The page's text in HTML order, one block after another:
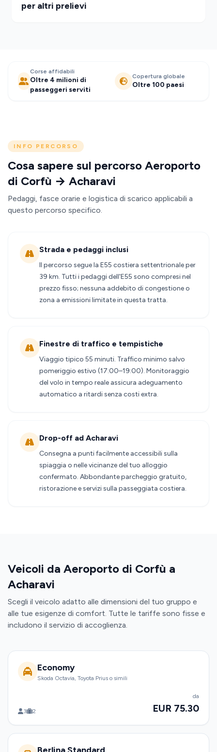
per altri prelievi
Corse affidabili
Oltre 4 milioni di
passeggeri serviti
Copertura globale
Oltre 100 paesi
INFO PERCORSO
Cosa sapere sul percorso Aeroporto
di Corfù → Acharavi
Pedaggi, fasce orarie e logistica di scarico applicabili a
questo percorso specifico.
Strada e pedaggi inclusi
Il percorso segue la E55 costiera settentrionale per
39 km. Tutti i pedaggi dell'E55 sono compresi nel
prezzo fisso; nessuna addebito di congestione o
zona a emissioni limitate in questa tratta.
Finestre di traffico e tempistiche
Viaggio tipico 55 minuti. Traffico minimo salvo
pomeriggio estivo (17:00–19:00). Monitoraggio
del volo in tempo reale assicura adeguamento
automatico a ritardi senza costi extra.
Drop-off ad Acharavi
Consegna a punti facilmente accessibili sulla
spiaggia o nelle vicinanze del tuo alloggio
confermato. Abbondante parcheggio gratuito,
ristorazione e servizi sulla passeggiata costiera.
Veicoli da Aeroporto di Corfù a
Acharavi
Scegli il veicolo adatto alle dimensioni del tuo gruppo e
alle tue esigenze di comfort. Tutte le tariffe sono fisse e
includono il servizio di accoglienza.
Economy
Skoda Octavia, Toyota Prius o simili
3 2
da
EUR 75.30